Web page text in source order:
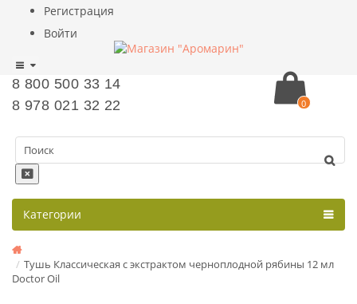
Регистрация
Войти
8 800 500 33 14
8 978 021 32 22
0
Категории
Тушь Классическая с экстрактом черноплодной рябины 12 мл
Doctor Oil